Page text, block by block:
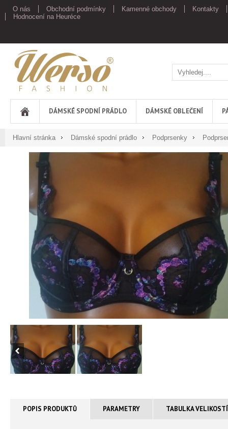
O nás Obchodní podmínky Kamenné obchody
Kontakty
Hodnocení na Heuréce
Werso
DÁMSKÉ SPODNÍ PRÁDLO DÁMSKÉ OBLEČENÍ
Hlavní stránka Dámské spodní prádlo Podprsenky
POPIS PRODUKTŮ PARAMETRY TABULKA